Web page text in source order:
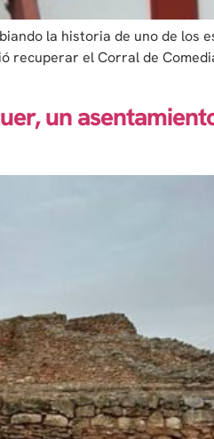
la historia de uno de los
recuperar el Corral de
un